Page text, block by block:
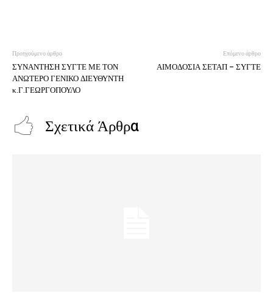
Προηγούμενο άρθρο
ΣΥΝΑΝΤΗΣΗ ΣΥΓΤΕ ΜΕ ΤΟΝ
ΑΝΩΤΕΡΟ ΓΕΝΙΚΟ ΔΙΕΥΘΥΝΤΗ
κ.Γ.ΓΕΩΡΓΟΠΟΥΛΟ
Επόμενο άρθρο
ΑΙΜΟΔΟΣΙΑ ΣΕΤΑΠ – ΣΥΓΤΕ
Σχετικά Άρθρα